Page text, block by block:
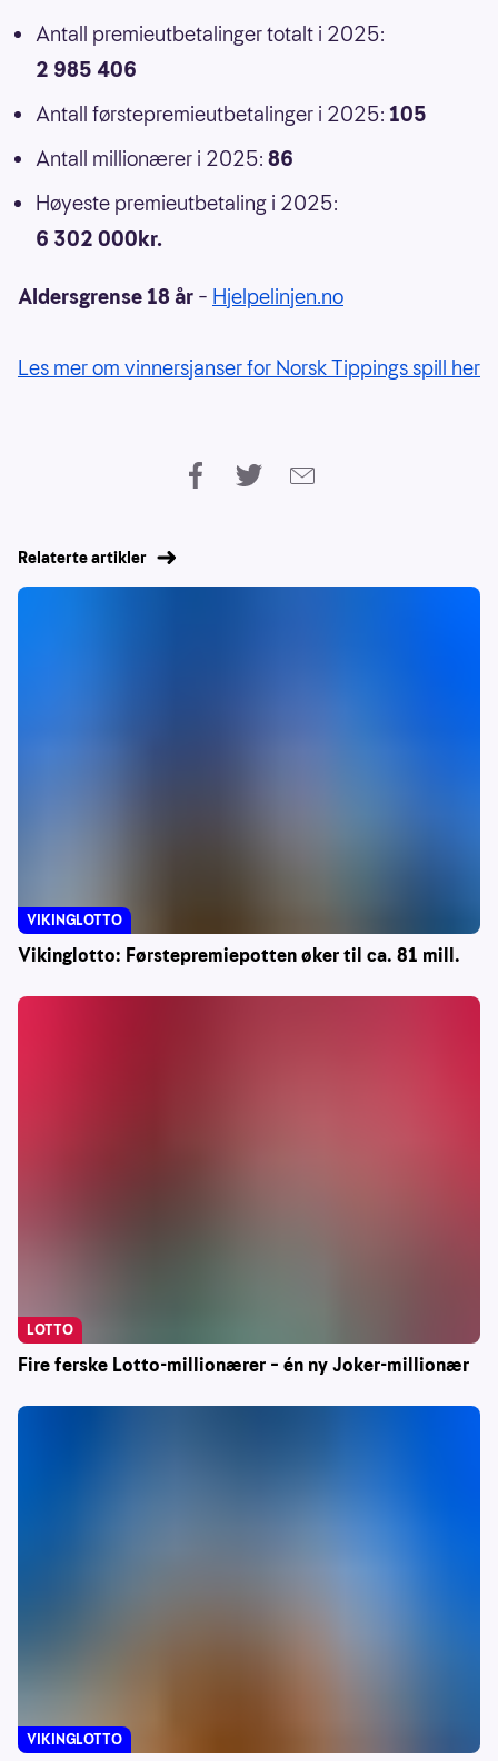
Antall premieutbetalinger totalt i 2025:
2 985 406
Antall førstepremieutbetalinger i 2025: 105
Antall millionærer i 2025: 86
Høyeste premieutbetaling i 2025:
6 302 000kr.
Aldersgrense 18 år – Hjelpelinjen.no
Les mer om vinnersjanser for Norsk Tippings spill her
Relaterte artikler
Vikinglotto: Førstepremiepotten øker til ca. 81 mill.
VIKINGLOTTO
Fire ferske Lotto-millionærer – én ny Joker-millionær
LOTTO
VIKINGLOTTO